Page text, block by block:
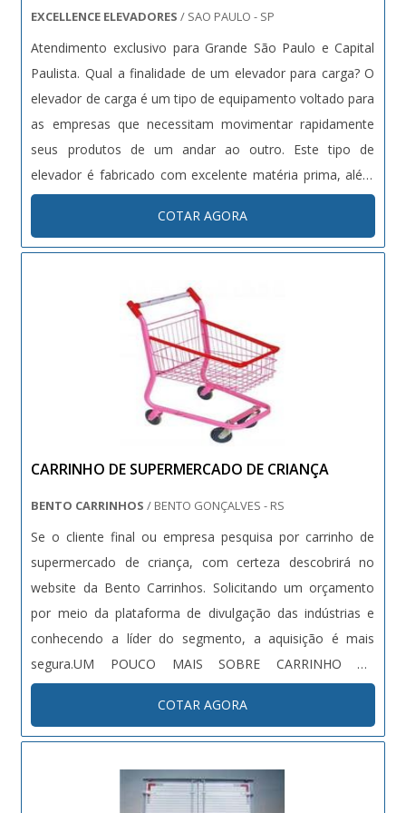
unido a um time de colaboradores proativos e
os clientes com qualidade..
EXCELLENCE ELEVADORES / SAO PAULO - SP
Atendimento exclusivo para Grande São Paulo e Capital
Paulista. Qual a finalidade de um elevador para carga? O
elevador de carga é um tipo de equipamento voltado para
as empresas que necessitam movimentar rapidamente
seus produtos de um andar ao outro. Este tipo de
elevador é fabricado com excelente matéria prima, além
de possuir um bom espaço interno. Vantagens - Mais
qualidade na locomoção; - Produto de excelente quali....
COTAR AGORA
CARRINHO DE SUPERMERCADO DE CRIANÇA
BENTO CARRINHOS / BENTO GONÇALVES - RS
Se o cliente final ou empresa pesquisa por carrinho de
supermercado de criança, com certeza descobrirá no
website da Bento Carrinhos. Solicitando um orçamento
por meio da plataforma de divulgação das indústrias e
conhecendo a líder do segmento, a aquisição é mais
segura.UM POUCO MAIS SOBRE CARRINHO DE
SUPERMERCADO DE CRIANÇASe alguém busca por
carrinho de supermercado de criança em uma empresa
comprometida com os serviços, descobre o site da Bento
Carrinhos. É possível encontrar carrinhos para a indústria
e gavetas paneleiras, garantindo a satisfação da venda à
COTAR AGORA